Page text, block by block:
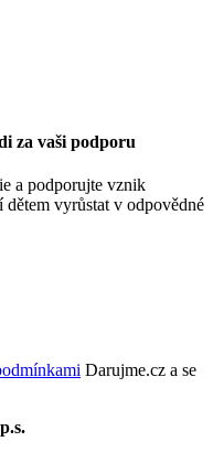
za vaši podporu
a podporujte vznik
vyrůstat v odpovědné
Darujme.cz a se